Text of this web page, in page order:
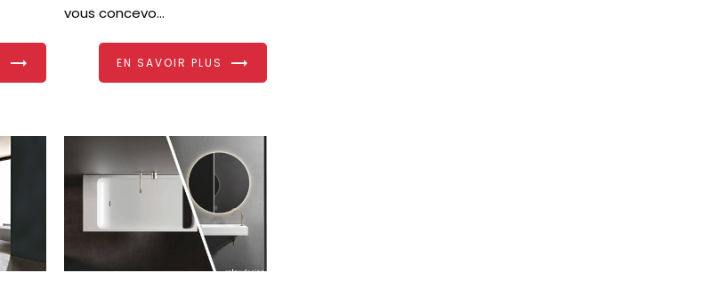
vous concevo...
EN SAVOIR PLUS